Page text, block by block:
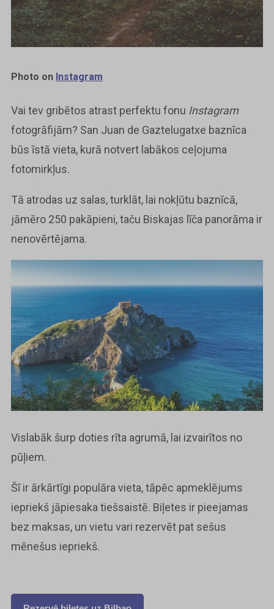
Photo on Instagram
Vai tev gribētos atrast perfektu fonu Instagram
fotogrāfijām? San Juan de Gaztelugatxe baznīca
būs īstā vieta, kurā notvert labākos ceļojuma
fotomirkļus.
Tā atrodas uz salas, turklāt, lai nokļūtu baznīcā,
jāmēro 250 pakāpieni, taču Biskajas līča panorāma ir
nenovērtējama.
Vislabāk šurp doties rīta agrumā, lai izvairītos no
pūļiem.
Šī ir ārkārtīgi populāra vieta, tāpēc apmeklējums
iepriekš jāpiesaka tiešsaistē. Biļetes ir pieejamas
bez maksas, un vietu vari rezervēt pat sešus
mēnešus iepriekš.